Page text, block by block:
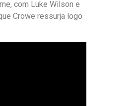
com Luke Wilson e
Crowe ressurja logo